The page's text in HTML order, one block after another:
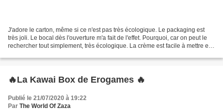
J'adore le carton, même si ce n'est pas très écologique. Le packaging est
très joli. Le bocal dès l'ouverture m'a fait de l'effet. Pourquoi, car on peut le
rechercher tout simplement, très écologique. La crème est facile à mettre et
🔥La Kawai Box de Erogames 🔥
Publié le 21/07/2020 à 19:22
Par The World Of Zaza